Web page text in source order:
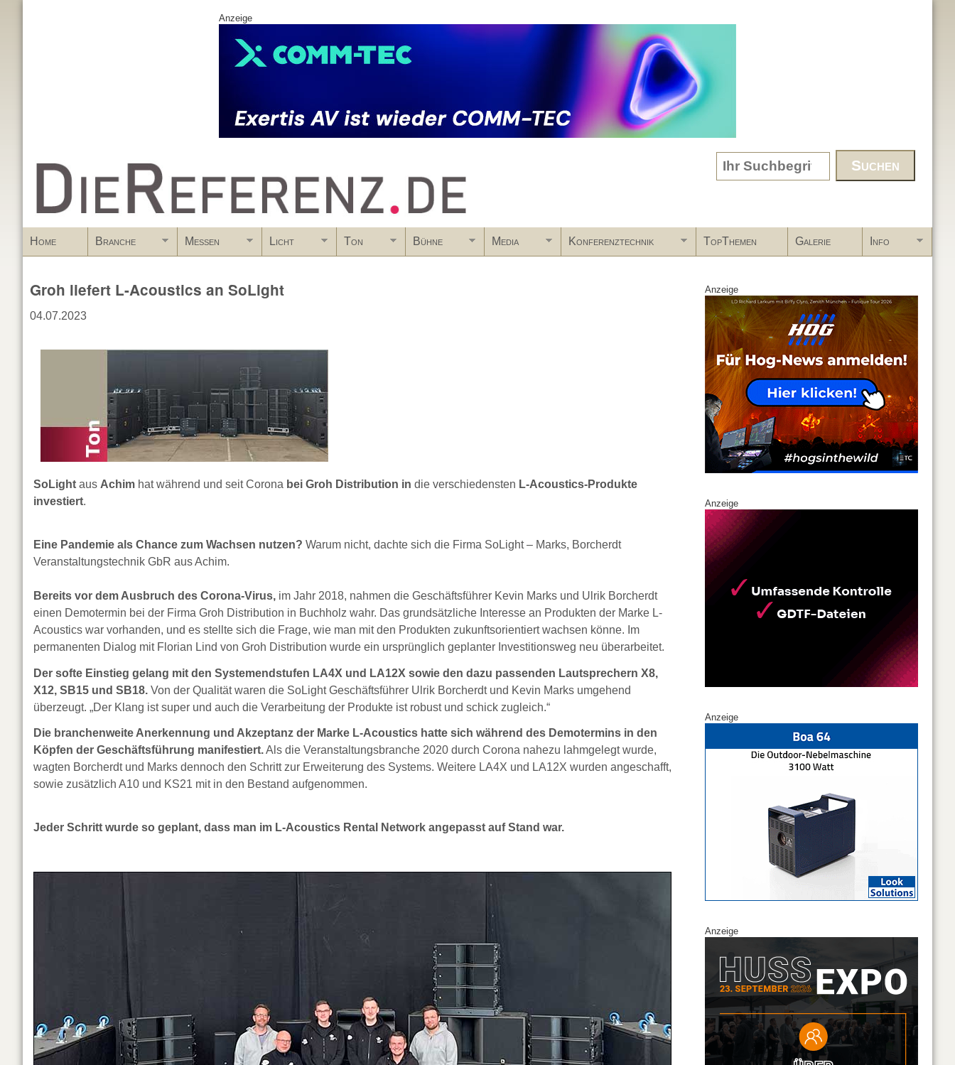
Anzeige
www.DieReferenz.de Search form
Home Branche Messen Licht Ton Bühne Media Konferenztechnik TopThemen Galerie Info
Groh liefert L-Acoustics an SoLight
04.07.2023
SoLight aus Achim hat während und seit Corona bei Groh Distribution in die verschiedensten L-Acoustics-Produkte
investiert.
Eine Pandemie als Chance zum Wachsen nutzen? Warum nicht, dachte sich die Firma SoLight – Marks, Borcherdt
Veranstaltungstechnik GbR aus Achim.
Bereits vor dem Ausbruch des Corona-Virus, im Jahr 2018, nahmen die Geschäftsführer Kevin Marks und Ulrik Borcherdt
einen Demotermin bei der Firma Groh Distribution in Buchholz wahr. Das grundsätzliche Interesse an Produkten der Marke L-
Acoustics war vorhanden, und es stellte sich die Frage, wie man mit den Produkten zukunftsorientiert wachsen könne. Im
permanenten Dialog mit Florian Lind von Groh Distribution wurde ein ursprünglich geplanter Investitionsweg neu überarbeitet.
Der softe Einstieg gelang mit den Systemendstufen LA4X und LA12X sowie den dazu passenden Lautsprechern X8,
X12, SB15 und SB18. Von der Qualität waren die SoLight Geschäftsführer Ulrik Borcherdt und Kevin Marks umgehend
überzeugt. „Der Klang ist super und auch die Verarbeitung der Produkte ist robust und schick zugleich.“
Die branchenweite Anerkennung und Akzeptanz der Marke L-Acoustics hatte sich während des Demotermins in den
Köpfen der Geschäftsführung manifestiert.Als die Veranstaltungsbranche 2020 durch Corona nahezu lahmgelegt wurde,
wagten Borcherdt und Marks dennoch den Schritt zur Erweiterung des Systems. Weitere LA4X und LA12X wurden angeschafft,
sowie zusätzlich A10 und KS21 mit in den Bestand aufgenommen.
Jeder Schritt wurde so geplant, dass man im L-Acoustics Rental Network angepasst auf Stand war.
Anzeige
Anzeige
Anzeige
Anzeige